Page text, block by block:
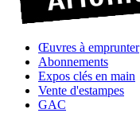
Œuvres à emprunter
Abonnements
Expos clés en main
Vente d'estampes
GAC